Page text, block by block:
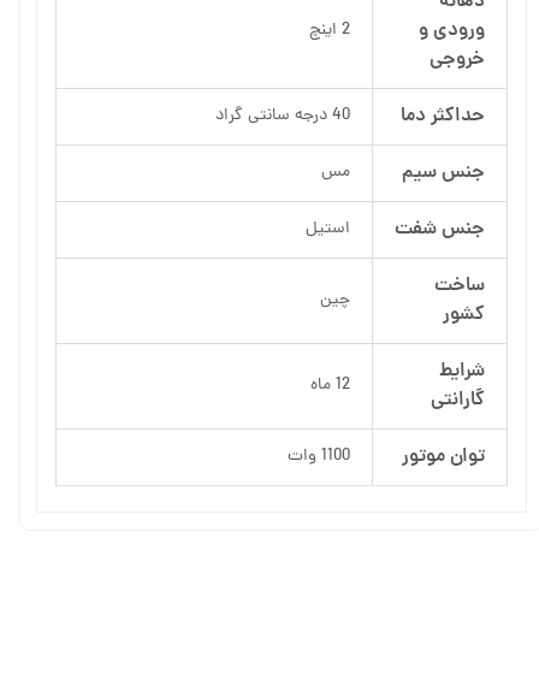
ورودی و
خروجی
2 اینچ
حداکثر دما 40 درجه سانتی گراد
جنس سیم مس
جنس شفت استیل
ساخت
کشور
چین
شرایط
گارانتی
12 ماه
توان موتور 1100 وات